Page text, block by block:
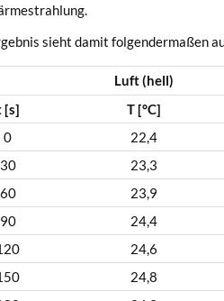
sieht damit fol­gen­der­ma­ßen
Luft (hell)
[s]
T [°C]
0
22,4
30
23,3
60
23,9
90
24,4
24,6
24,8